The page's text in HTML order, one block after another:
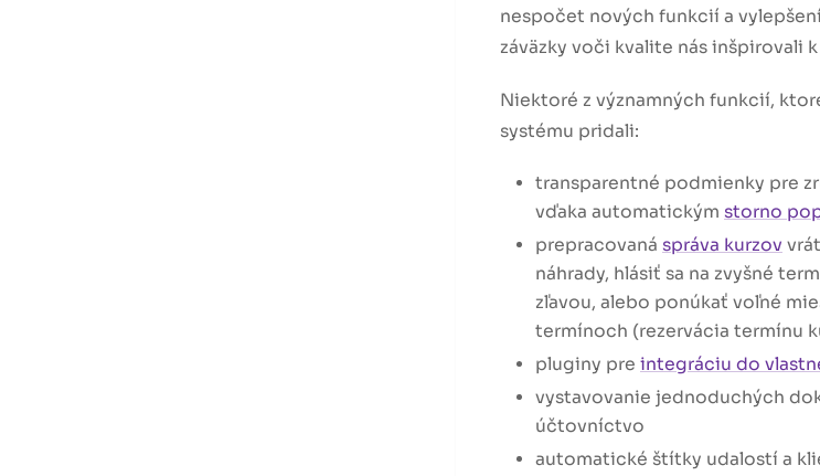
nespočet nových funkcií a
záväzky voči kvalite nás inšpirovali
Niektoré z významných funkcií,
systému pridali:
transparentné podmienky pre
vďaka automatickým storno
prepracovaná správa kurzov
náhrady, hlásiť sa na zvyšné
zľavou, alebo ponúkať voľné
termínoch (rezervácia termínu
pluginy pre integráciu do
vystavovanie jednoduchých
účtovníctvo
automatické štítky udalostí a